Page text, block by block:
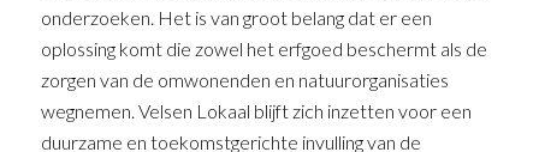
onderzoeken. Het is van groot belang dat er een
oplossing komt die zowel het erfgoed beschermt als de
zorgen van de omwonenden en natuurorganisaties
wegnemen. Velsen Lokaal blijft zich inzetten voor een
duurzame en toekomstgerichte invulling van de